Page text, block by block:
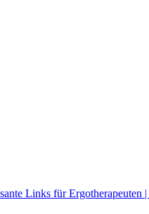
Links für Ergotherapeuten |